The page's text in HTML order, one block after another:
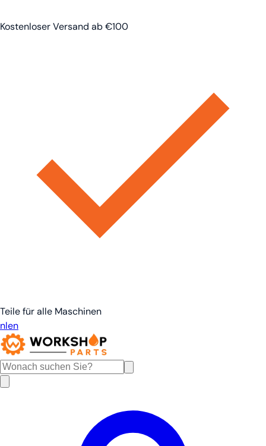
Kostenloser Versand ab €100
Teile für alle Maschinen
nlen